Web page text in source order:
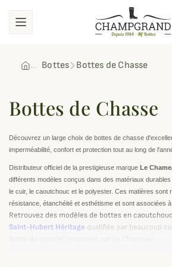
Bottes Bottes de Chasse
Bottes de Chasse
Découvrez un large choix de bottes de chasse
imperméabilité, confort et protection tout au long de
Distributeur officiel de la prestigieuse marque Le
différents modèles conçus dans des matériaux
le cuir, le caoutchouc et le polyester. Ces matières sont
résistance, étanchéité et esthétisme et sont associées
Retrouvez des modèles de bottes en
Saint-Hubert Héritage qualifiée par beaucoup